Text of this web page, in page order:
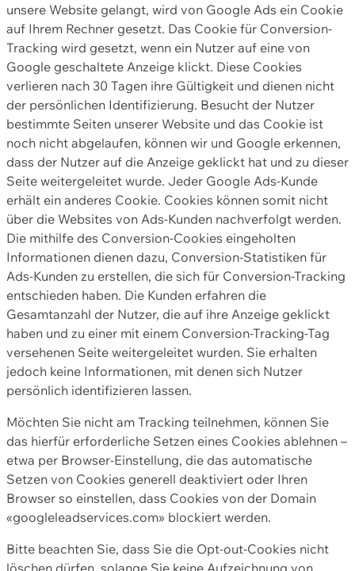
unsere Website gelangt, wird von Google Ads ein Cookie
auf Ihrem Rechner gesetzt. Das Cookie für Conversion-
Tracking wird gesetzt, wenn ein Nutzer auf eine von
Google geschaltete Anzeige klickt. Diese Cookies
verlieren nach 30 Tagen ihre Gültigkeit und dienen nicht
der persönlichen Identifizierung. Besucht der Nutzer
bestimmte Seiten unserer Website und das Cookie ist
noch nicht abgelaufen, können wir und Google erkennen,
dass der Nutzer auf die Anzeige geklickt hat und zu dieser
Seite weitergeleitet wurde. Jeder Google Ads-Kunde
erhält ein anderes Cookie. Cookies können somit nicht
über die Websites von Ads-Kunden nachverfolgt werden.
Die mithilfe des Conversion-Cookies eingeholten
Informationen dienen dazu, Conversion-Statistiken für
Ads-Kunden zu erstellen, die sich für Conversion-Tracking
entschieden haben. Die Kunden erfahren die
Gesamtanzahl der Nutzer, die auf ihre Anzeige geklickt
haben und zu einer mit einem Conversion-Tracking-Tag
versehenen Seite weitergeleitet wurden. Sie erhalten
jedoch keine Informationen, mit denen sich Nutzer
persönlich identifizieren lassen.
Möchten Sie nicht am Tracking teilnehmen, können Sie
das hierfür erforderliche Setzen eines Cookies ablehnen –
etwa per Browser-Einstellung, die das automatische
Setzen von Cookies generell deaktiviert oder Ihren
Browser so einstellen, dass Cookies von der Domain
«googleleadservices.com» blockiert werden.
Bitte beachten Sie, dass Sie die Opt-out-Cookies nicht